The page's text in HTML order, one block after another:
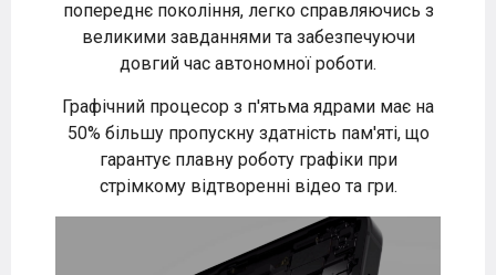
попереднє покоління, легко справляючись з
великими завданнями та забезпечуючи
довгий час автономної роботи.
Графічний процесор з п'ятьма ядрами має на
50% більшу пропускну здатність пам'яті, що
гарантує плавну роботу графіки при
стрімкому відтворенні відео та гри.